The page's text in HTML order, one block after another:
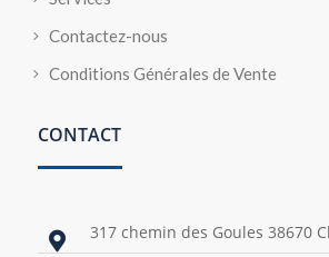
Contactez-nous
Conditions Générales de Vente
CONTACT
 317 chemin des Goules 38670